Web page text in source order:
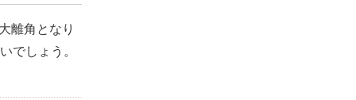
離角となり
でしょう。